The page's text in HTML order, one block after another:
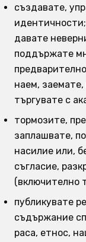
създавате,
давате
поддържате
наем,
търгувате с
тормозите,
заплашвате,
насилие или,
съгласие,
(включително
публикувате
съдържание
раса, етнос,